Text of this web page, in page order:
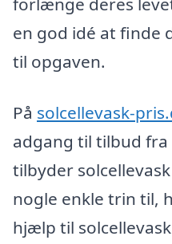
en god idé at finde
til opgaven.
På solcellevask-
adgang til tilbud
tilbyder
nogle enkle trin til,
hjælp til